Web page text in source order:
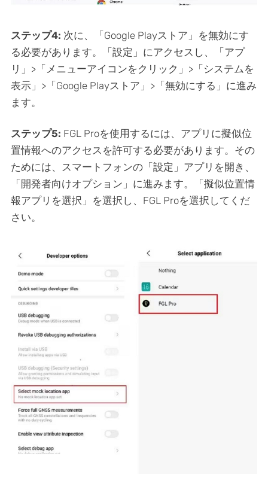
ステップ4: 次に、「Google Playストア」を無効にす
る必要があります。「設定」にアクセスし、「アプ
リ」>「メニューアイコンをクリック」>「システムを
表示」>「Google Playストア」>「無効にする」に進み
ます。
ステップ5: FGL Proを使用するには、アプリに擬似位
置情報へのアクセスを許可する必要があります。その
ためには、スマートフォンの「設定」アプリを開き、
「開発者向けオプション」に進みます。「擬似位置情
報アプリを選択」を選択し、FGL Proを選択してくだ
さい。